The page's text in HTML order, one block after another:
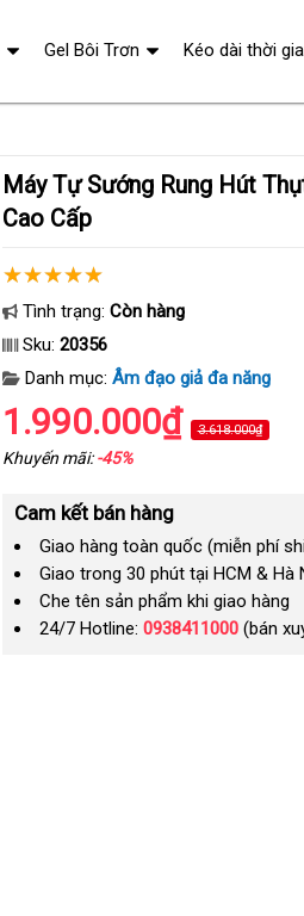
Máy Tự Sướng Rung Hút Thụt Tự Động Seappiness
Cao Cấp
Tình trạng: Còn hàng
Sku: 20356
Danh mục: Âm đạo giả đa năng
1.990.000₫ 3.618.000₫
Khuyến mãi:-45%
Cam kết bán hàng
Giao hàng toàn quốc (miễn phí
Giao trong 30 phút tại HCM & Hà
Che tên sản phẩm khi giao hàng
24/7 Hotline: 0938411000(bán
Gel Bôi Trơn Kéo dài thời